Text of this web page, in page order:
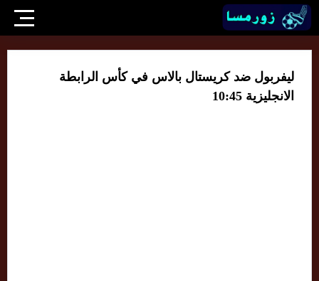
ليفربول ضد كريستال بالاس في كأس الرابطة
الانجليزية 10:45